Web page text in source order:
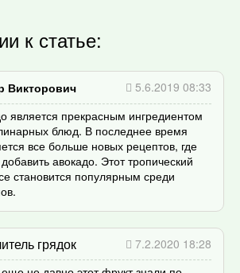
к статье:
Викторович
5.6.2019 08:33
является прекрасным ингредиентом
блюд. В последнее время
все больше новых рецептов, где
авокадо. Этот тропический
становится популярным среди
грядок
7.2.2020 18:28